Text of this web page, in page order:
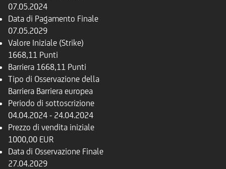
07.05.2024
Data di Pagamento Finale
07.05.2029
Valore Iniziale (Strike)
1668,11 Punti
Barriera 1668,11 Punti
Tipo di Osservazione della
Barriera Barriera europea
Periodo di sottoscrizione
04.04.2024 - 24.04.2024
Prezzo di vendita iniziale
1000,00 EUR
Data di Osservazione Finale
27.04.2029